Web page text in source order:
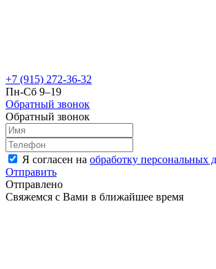
+7 (915) 272-36-32
Пн-Сб 9–19
Обратный звонок
Обратный звонок
Я согласен на обработку персональных
Отправить
Отправлено
Свяжемся с Вами в ближайшее время